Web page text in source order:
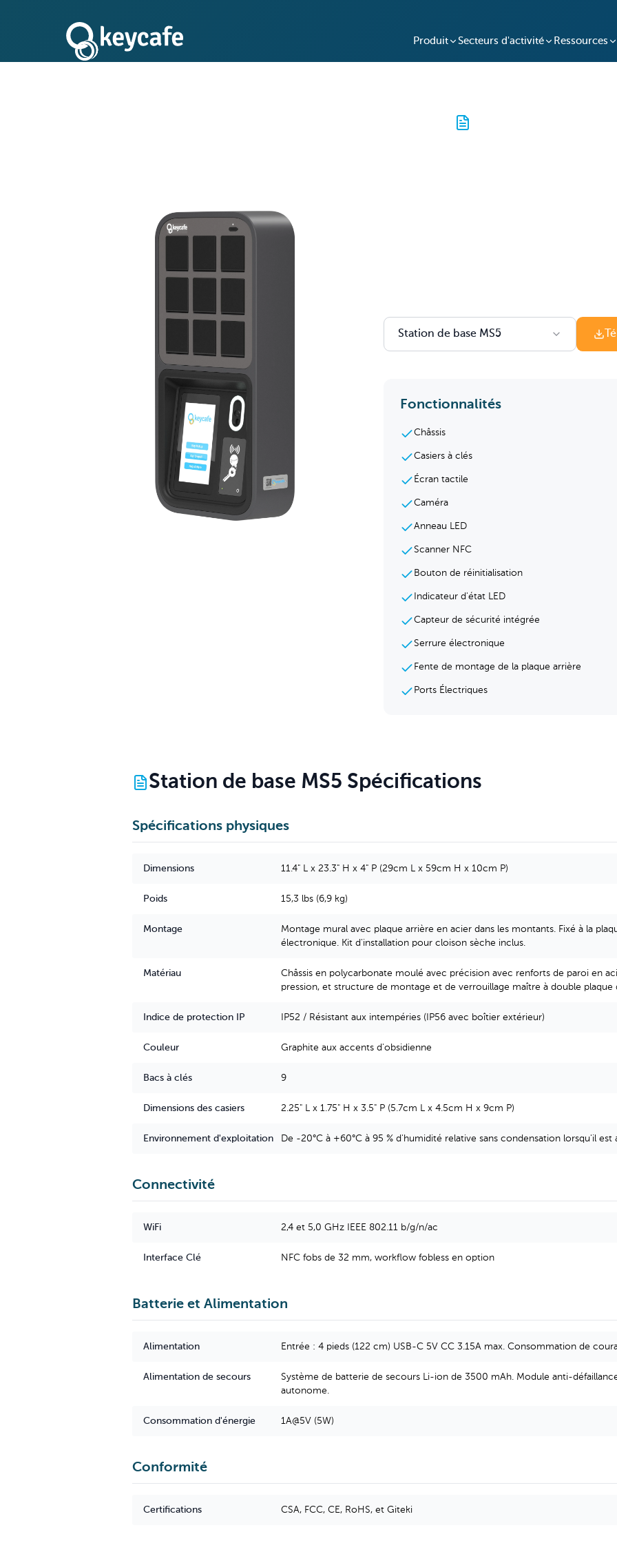
Produit Secteurs d'activité Ressources
Station de base MS5
Fonctionnalités
Châssis
Casiers à clés
Écran tactile
Caméra
Anneau LED
Scanner NFC
Bouton de réinitialisation
Indicateur d'état LED
Capteur de sécurité intégrée
Serrure électronique
Fente de montage de la plaque arrière
Ports Électriques
Station de base MS5 Spécifications
Spécifications physiques
Dimensions 11.4" L x 23.3" H x 4" P (29cm L x 59cm H x 10cm P)
Poids 15,3 lbs (6,9 kg)
Montage
Montage mural avec plaque arrière en acier dans les montants. Fixé à la
électronique. Kit d'installation pour cloison sèche inclus.
Matériau
Châssis en polycarbonate moulé avec précision avec renforts de paroi en
pression, et structure de montage et de verrouillage maître à double plaque
Indice de protection IP IP52 / Résistant aux intempéries (IP56 avec boîtier extérieur)
Couleur Graphite aux accents d'obsidienne
Bacs à clés 9
Dimensions des casiers 2.25" L x 1.75" H x 3.5" P (5.7cm L x 4.5cm H x 9cm P)
Environnement d'exploitation De -20°C à +60°C à 95 % d'humidité relative sans condensation lorsqu'il
Connectivité
WiFi 2,4 et 5,0 GHz IEEE 802.11 b/g/n/ac
Interface Clé NFC fobs de 32 mm, workflow fobless en option
Batterie et Alimentation
Alimentation Entrée : 4 pieds (122 cm) USB-C 5V CC 3.15A max. Consommation de
Alimentation de secours
Système de batterie de secours Li-ion de 3500 mAh. Module anti-
autonome.
Consommation d'énergie 1A@5V (5W)
Conformité
Certifications CSA, FCC, CE, RoHS, et Giteki